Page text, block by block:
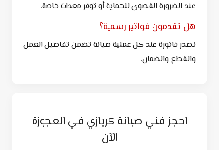
عند الضرورة القصوى للحماية أو توفر معدات خاصة.
هل تقدمون فواتير رسمية؟
نصدر فاتورة عند كل عملية صيانة تضمن تفاصيل العمل
والقطع والضمان.
احجز فني صيانة كريازي في العجوزة
الآن